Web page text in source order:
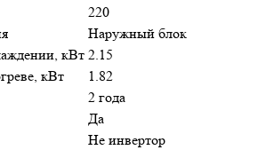
220
Наружный блок
кВт 2.15
кВт
1.82
2 года
Да
Не инвертор